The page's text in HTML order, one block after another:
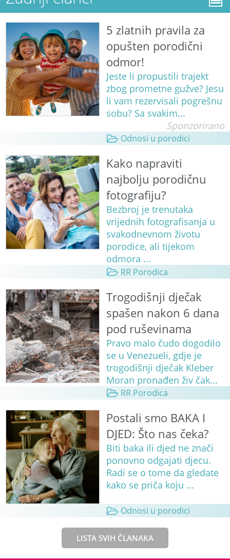
5 zlatnih pravila za
opušten porodični
odmor!
Jeste li propustili trajekt
zbog prometne gužve? Jesu
li vam rezervisali pogrešnu
sobu? Sa svakim...
Sponzorirano
Odnosi u porodici
Kako napraviti
najbolju porodičnu
fotografiju?
Bezbroj je trenutaka
vrijednih fotografisanja u
svakodnevnom životu
porodice, ali tijekom
odmora ...
RR Porodica
Trogodišnji dječak
spašen nakon 6 dana
pod ruševinama
Pravo malo čudo dogodilo
se u Venezueli, gdje je
trogodišnji dječak Kleber
Moran pronađen živ čak...
RR Porodica
Postali smo BAKA I
DJED: Što nas čeka?
Biti baka ili djed ne znači
ponovno odgajati djecu.
Radi se o tome da gledate
kako se priča koju ...
Odnosi u porodici
LISTA SVIH ČLANAKA